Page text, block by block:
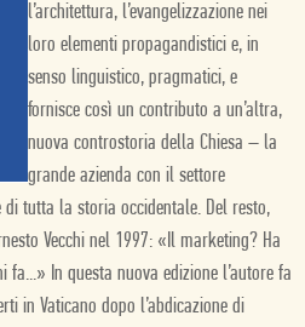
l’architettura, l’evangelizzazione nei
loro elementi propagandistici e, in
senso linguistico, pragmatici, e
fornisce così un contributo a un’altra,
nuova controstoria della Chiesa – la
grande azienda con il settore
tutta la storia occidentale. Del resto,
Vecchi nel 1997: «Il marketing? Ha
fa...» In questa nuova edizione l’autore fa
in Vaticano dopo l’abdicazione di